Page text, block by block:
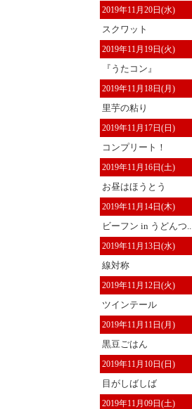
2019年11月20日(水)
スクワット
2019年11月19日(火)
『うたコン』
2019年11月18日(月)
里芋の粘り
2019年11月17日(日)
コンプリート！
2019年11月16日(土)
お昼はほうとう
2019年11月14日(木)
ビーフン in うどんつ..
2019年11月13日(水)
線対称
2019年11月12日(火)
ツインテール
2019年11月11日(月)
黒豆ごはん
2019年11月10日(日)
目がしばしば
2019年11月09日(土)